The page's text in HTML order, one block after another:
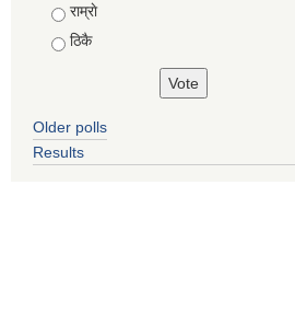
राम्राे
ठिकै
Older polls
Results